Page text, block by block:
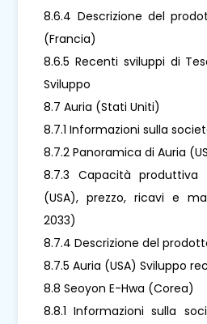
8.6.4 Descrizione del
(Francia)
8.6.5 Recenti sviluppi di
Sviluppo
8.7 Auria (Stati Uniti)
8.7.1 Informazioni sulla
8.7.2 Panoramica di Auria
8.7.3 Capacità
(USA), prezzo, ricavi e
2033)
8.7.4 Descrizione del
8.7.5 Auria (USA) Sviluppo
8.8 Seoyon E-Hwa (Corea)
8.8.1 Informazioni sulla